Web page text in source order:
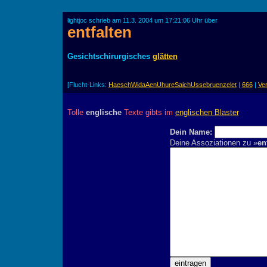
lightjoc schrieb am 11.3. 2004 um 17:21:06 Uhr über
entfalten
Gesichtschirurgisches glätten
[Flucht-Links: HaeschWidaAenUhureSaichUssebruenzelet| 666|
Tolle englischeTexte gibts im englischen Blaster
Dein Name:
Deine Assoziationen zu »